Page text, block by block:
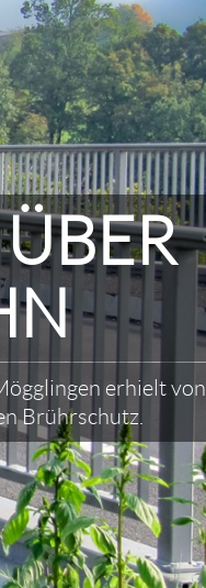
erhielt von
Brührschutz.